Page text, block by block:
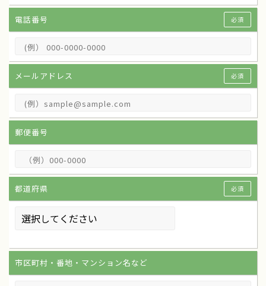
電話番号 必須
メールアドレス 必須
郵便番号
都道府県 必須
市区町村・番地・マンション名など